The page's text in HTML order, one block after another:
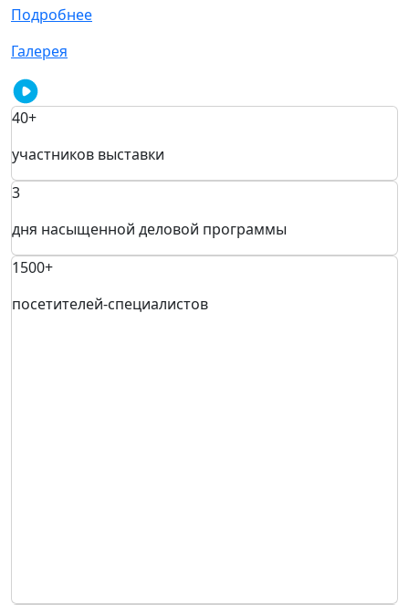
Подробнее
Галерея
40+
участников выставки
3
дня насыщенной деловой программы
1500+
посетителей-специалистов